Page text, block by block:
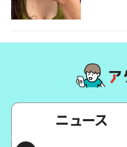
ニュース